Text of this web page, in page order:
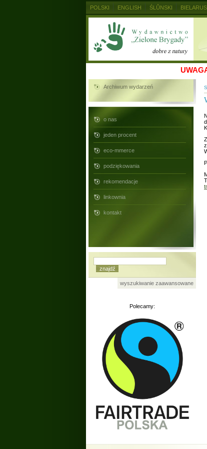
Archiwum wydarzeń
o nas
jeden procent
eco-mmerce
podziękowania
rekomendacje
linkownia
kontakt
wyszukiwanie zaawansowane
Polecamy:
POLSKI ENGLISH ŚLŮNSKI